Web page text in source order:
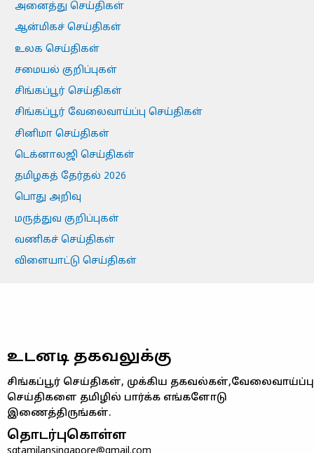
அனைத்து செய்திகள்
ஆன்மிகச் செய்திகள்
உலக செய்திகள்
சமையல் குறிப்புகள்
சிங்கப்பூர் செய்திகள்
சிங்கப்பூர் வேலைவாய்ப்பு செய்திகள்
சினிமா செய்திகள்
டெக்னாலஜி செய்திகள்
தமிழகத் தேர்தல் 2026
பொது அறிவு
மருத்துவ குறிப்புகள்
வணிகச் செய்திகள்
விளையாட்டு செய்திகள்
உடனடி தகவலுக்கு
சிங்கப்பூர் செய்திகள், முக்கிய தகவல்கள்,வேலைவாய்ப்பு
செய்திகளை தமிழில் பார்க்க எங்களோடு
இணைத்திருங்கள்.
தொடர்புகொள்ள